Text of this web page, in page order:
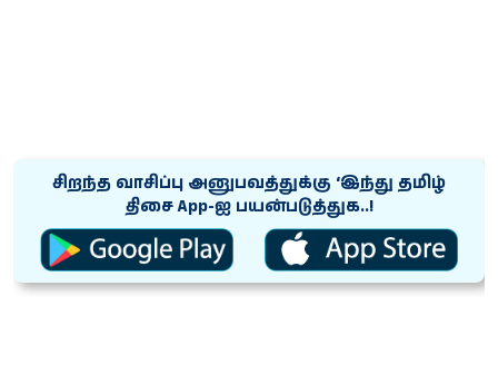
சிறந்த வாசிப்பு அனுபவத்துக்கு ‘இந்து தமிழ்
திசை App-ஐ பயன்படுத்துக..!